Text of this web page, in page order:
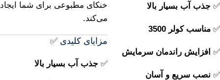
✅ جذب آب بسیار بالا
✅ مناسب کولر 3500
✅ افزایش راندمان سرمایش
✅ نصب سریع و آسان
خنکای مطبوعی برای شما ایجاد
می‌کند.
مزایای کلیدی ✅
✅ جذب آب بسیار بالا